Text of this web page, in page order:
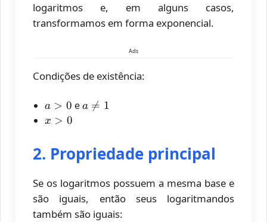
logaritmos e, em alguns casos,
transformamos em forma exponencial.
Ads
Condições de existência:
a
>
a > 0 ea
a 
= 1
x
x > 0
2. Propriedade principal
Se os logaritmos possuem a mesma base e
são iguais, então seus logaritmandos
também são iguais: